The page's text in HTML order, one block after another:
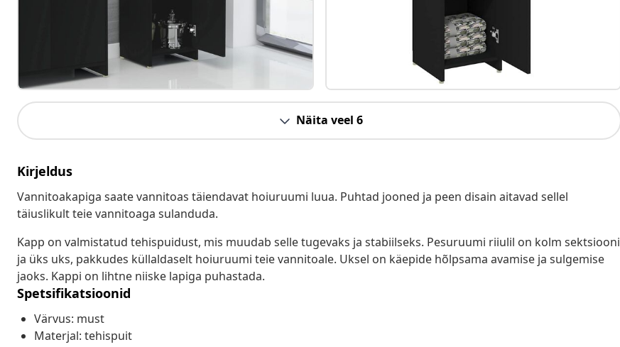
Näita veel 6
Kirjeldus
Vannitoakapiga saate vannitoas täiendavat hoiuruumi luua. Puhtad jooned ja peen disain aitavad sellel
täiuslikult teie vannitoaga sulanduda.
Kapp on valmistatud tehispuidust, mis muudab selle tugevaks ja stabiilseks. Pesuruumi riiulil on kolm sektsiooni
ja üks uks, pakkudes küllaldaselt hoiuruumi teie vannitoale. Uksel on käepide hõlpsama avamise ja sulgemise
jaoks. Kappi on lihtne niiske lapiga puhastada.
Spetsifikatsioonid
Värvus: must
Materjal: tehispuit